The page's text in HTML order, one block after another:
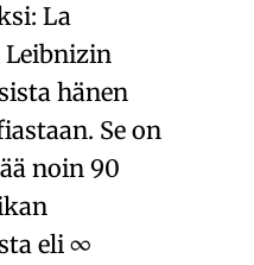
La
Leibnizin
hänen
. Se on
noin 90
eli ∞